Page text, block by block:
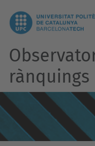
rànquings